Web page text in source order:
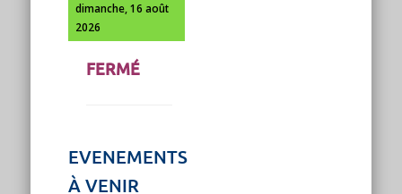
dimanche, 16 août
2026
FERMÉ
EVENEMENTS
À VENIR